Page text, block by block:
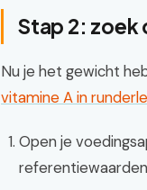
Stap 2: zoek
Nu je het gewicht
vitamine A in
Open je